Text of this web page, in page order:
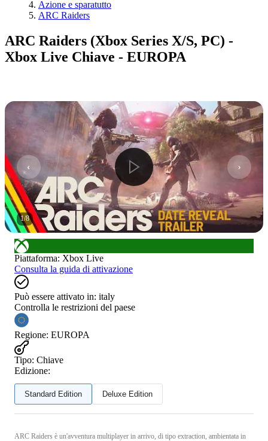
Azione e sparatutto
ARC Raiders
ARC Raiders (Xbox Series X/S, PC) -
Xbox Live Chiave - EUROPA
1/8
Piattaforma: Xbox Live
Consulta la guida di attivazione
Può essere attivato in: italy
Controlla le restrizioni del paese
Regione: EUROPA
Tipo: Chiave
Edizione:
Standard Edition Deluxe Edition
ARC Raiders è un'avventura multiplayer in arrivo, di tipo extraction, ambientata in